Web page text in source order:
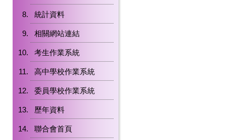
統計資料
相關網站連結
考生作業系統
高中學校作業系統
委員學校作業系統
歷年資料
聯合會首頁